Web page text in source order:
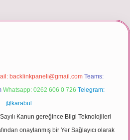
backlinkpaneli@gmail.com Teams:
Whatsapp: 0262 606 0 726 Telegram:
@karabul
Kanun gereğince Bilgi Teknolojileri
onaylanmış bir Yer Sağlayıcı olarak